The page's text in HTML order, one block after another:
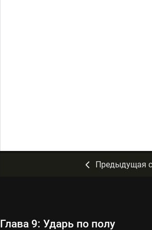
Предыдущая
Глава 9: Ударь по полу